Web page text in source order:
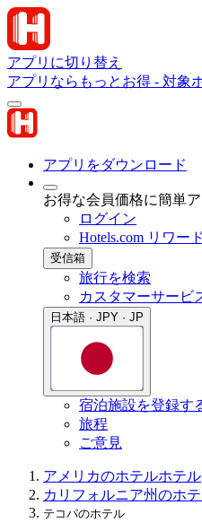
アプリに切り替え
アプリならもっとお得 - 対象
アプリをダウンロード
お得な会員価格に簡単
ログイン
Hotels.com リワー
受信箱
旅行を検索
カスタマーサービ
日本語 · JPY · JP
宿泊施設を登録す
旅程
ご意見
アメリカのホテルホテル
カリフォルニア州のホ
テコパのホテル